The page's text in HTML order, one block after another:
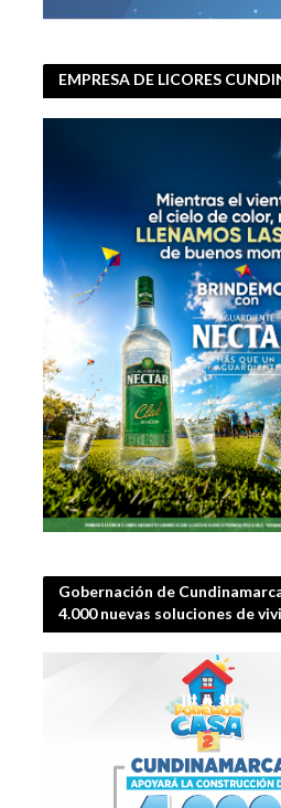
EMPRESA DE LICORES
Gobernación de
4.000 nuevas soluciones de